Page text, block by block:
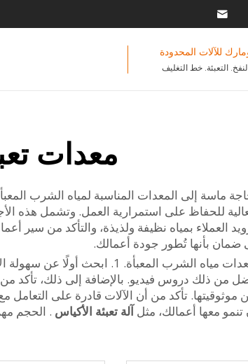
للآلات المحدودة
التعبئة. خط التغليف
معدات
للحفاظ على استمرارية العمل. وتشمل هذه
العملاء بمياه نظيفة ولذيذة، والتأكد من سير
بأنها تُطور جودة أعمالك.
تريد أن تكون ذكيًا في شراء معدات
من ذلك دروس فيديو. بالإضافة إلى ذلك،
موثوقيتها. تأكد من أن الآلات قادرة على
معها أعمالك، مثل آلة تعبئة الأكياس . الحجم